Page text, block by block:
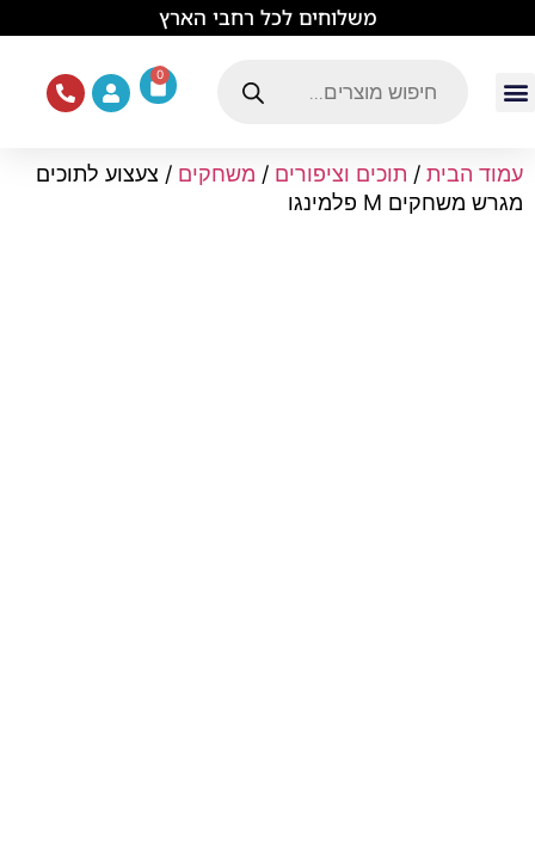
משלוחים לכל רחבי הארץ
0
עמוד הבית / תוכים וציפורים / משחקים / צעצוע לתוכים
מגרש משחקים M פלמינגו